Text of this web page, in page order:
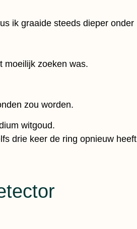
ik graaide steeds dieper onder
moeilijk zoeken was.
zou worden.
witgoud.
drie keer de ring opnieuw heeft